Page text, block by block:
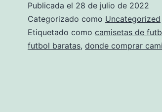
Publicada el 28 de julio de 2022
Categorizado como Uncategorized
Etiquetado como camisetas de
futbol baratas, donde comprar